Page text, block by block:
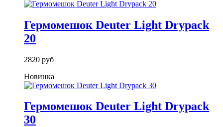
Гермомешок Deuter Light Drypack
20
2820 руб
Новинка
Гермомешок Deuter Light Drypack
30